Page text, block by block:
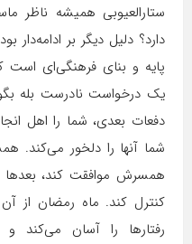
ستارالعیوبی همیشه ناظر
دارد؟ دلیل دیگر بر
پایه و بنای فرهنگی‌ای
یک درخواست نادرست بله
دفعات بعدی، شما را اهل
شما آنها را دلخور می‌کند.
همسرش موافقت کند، بعدها
کنترل کند. ‌ماه رمضان از
رفتارها را آسان می‌کند